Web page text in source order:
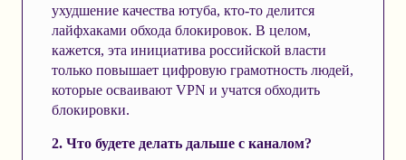
ухудшение качества ютуба, кто-то делится
лайфхаками обхода блокировок. В целом,
кажется, эта инициатива российской власти
только повышает цифровую грамотность людей,
которые осваивают VPN и учатся обходить
блокировки.
2. Что будете делать дальше с каналом?